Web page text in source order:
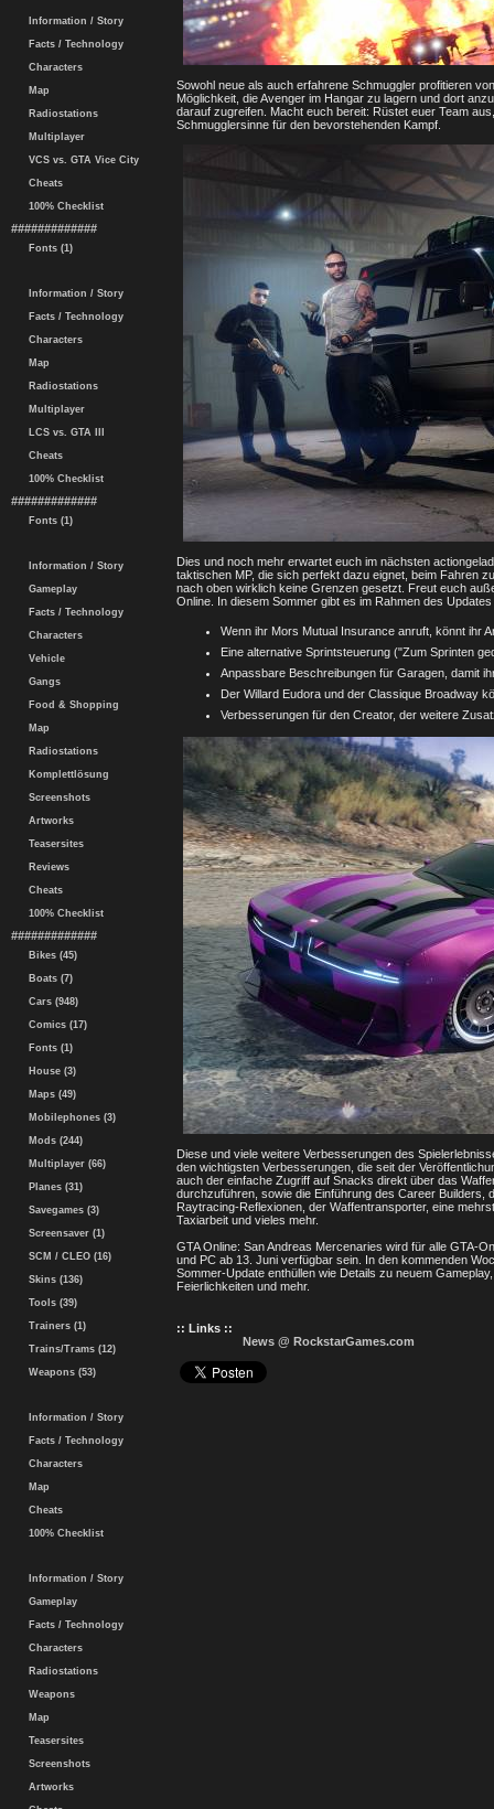
Information / Story
Facts / Technology
Characters
Map
Radiostations
Multiplayer
VCS vs. GTA Vice City
Cheats
100% Checklist
#############
Fonts (1)
Information / Story
Facts / Technology
Characters
Map
Radiostations
Multiplayer
LCS vs. GTA III
Cheats
100% Checklist
#############
Fonts (1)
Information / Story
Gameplay
Facts / Technology
Characters
Vehicle
Gangs
Food & Shopping
Map
Radiostations
Komplettlösung
Screenshots
Artworks
Teasersites
Reviews
Cheats
100% Checklist
#############
Bikes (45)
Boats (7)
Cars (948)
Comics (17)
Fonts (1)
House (3)
Maps (49)
Mobilephones (3)
Mods (244)
Multiplayer (66)
Planes (31)
Savegames (3)
Screensaver (1)
SCM / CLEO (16)
Skins (136)
Tools (39)
Trainers (1)
Trains/Trams (12)
Weapons (53)
Information / Story
Facts / Technology
Characters
Map
Cheats
100% Checklist
Information / Story
Gameplay
Facts / Technology
Characters
Radiostations
Weapons
Map
Teasersites
Screenshots
Artworks
Sowohl neue als auch erfahrene Schmuggler profitieren
Möglichkeit, die Avenger im Hangar zu lagern und dort
darauf zugreifen. Macht euch bereit: Rüstet euer Team
Schmugglersinne für den bevorstehenden Kampf.
Dies und noch mehr erwartet euch im nächsten
taktischen MP, die sich perfekt dazu eignet, beim Fahren
nach oben wirklich keine Grenzen gesetzt. Freut euch
Online. In diesem Sommer gibt es im Rahmen des
Wenn ihr Mors Mutual Insurance anruft, könnt ihr
Eine alternative Sprintsteuerung ("Zum Sprinten
Anpassbare Beschreibungen für Garagen, damit
Der Willard Eudora und der Classique Broadway
Verbesserungen für den Creator, der weitere
Diese und viele weitere Verbesserungen des
den wichtigsten Verbesserungen, die seit der
auch der einfache Zugriff auf Snacks direkt über das
durchzuführen, sowie die Einführung des Career Builders,
Raytracing-Reflexionen, der Waffentransporter, eine
Taxiarbeit und vieles mehr.
GTA Online: San Andreas Mercenaries wird für alle GTA-
und PC ab 13. Juni verfügbar sein. In den kommenden
Sommer-Update enthüllen wie Details zu neuem
Feierlichkeiten und mehr.
:: Links ::
News @ RockstarGames.com